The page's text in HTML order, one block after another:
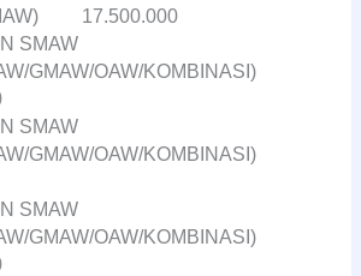
17.500.000
SMAW
GMAW/OAW/KOMBINASI)
SMAW
GMAW/OAW/KOMBINASI)
SMAW
GMAW/OAW/KOMBINASI)